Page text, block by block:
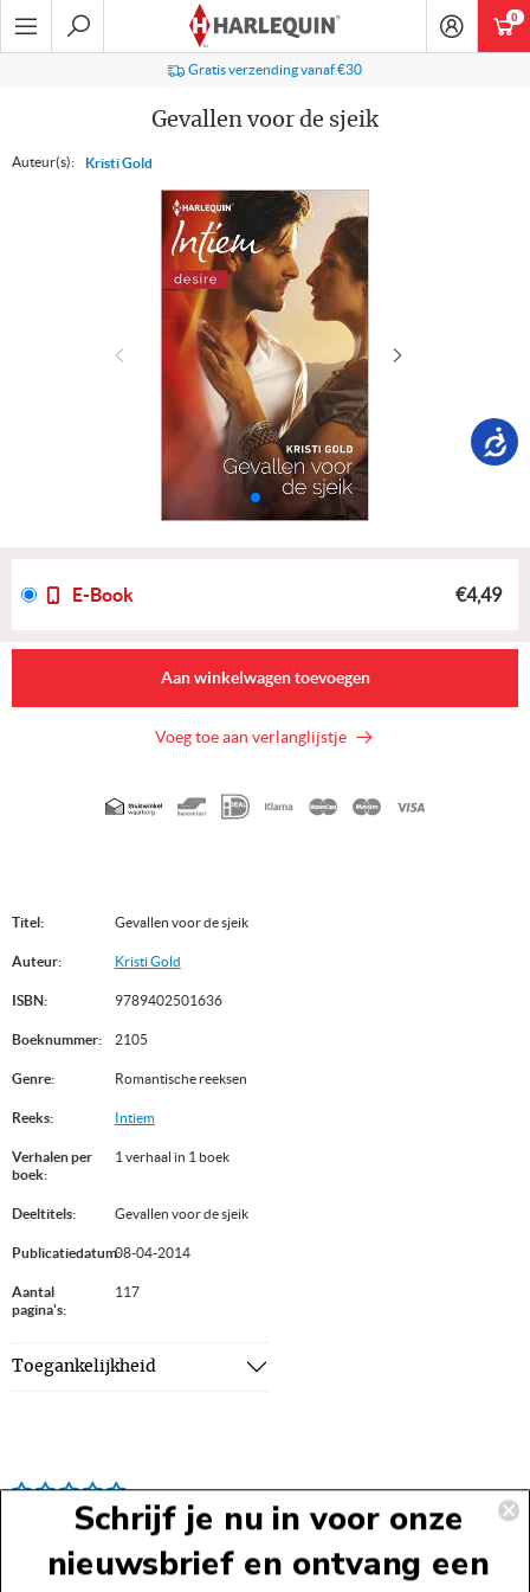
Ga
naar
Gratis verzending vanaf €30
Gevallen voor de sjeik
Auteur(s): Kristi Gold
Titel: Gevallen voor de sjeik
Auteur: Kristi Gold
ISBN: 9789402501636
Boeknummer: 2105
Genre: Romantische reeksen
Reeks: Intiem
Verhalen per
boek:
1 verhaal in 1 boek
Deeltitels: Gevallen voor de sjeik
Publicatiedatum:08-04-2014
Aantal
pagina's:
117
Toegankelijkheid
E-Book €4,49
Aan winkelwagen toevoegen
Voeg toe aan verlanglijstje
Geaccepteerde
0
Schrijf je nu in voor onze
nieuwsbrief en ontvang een